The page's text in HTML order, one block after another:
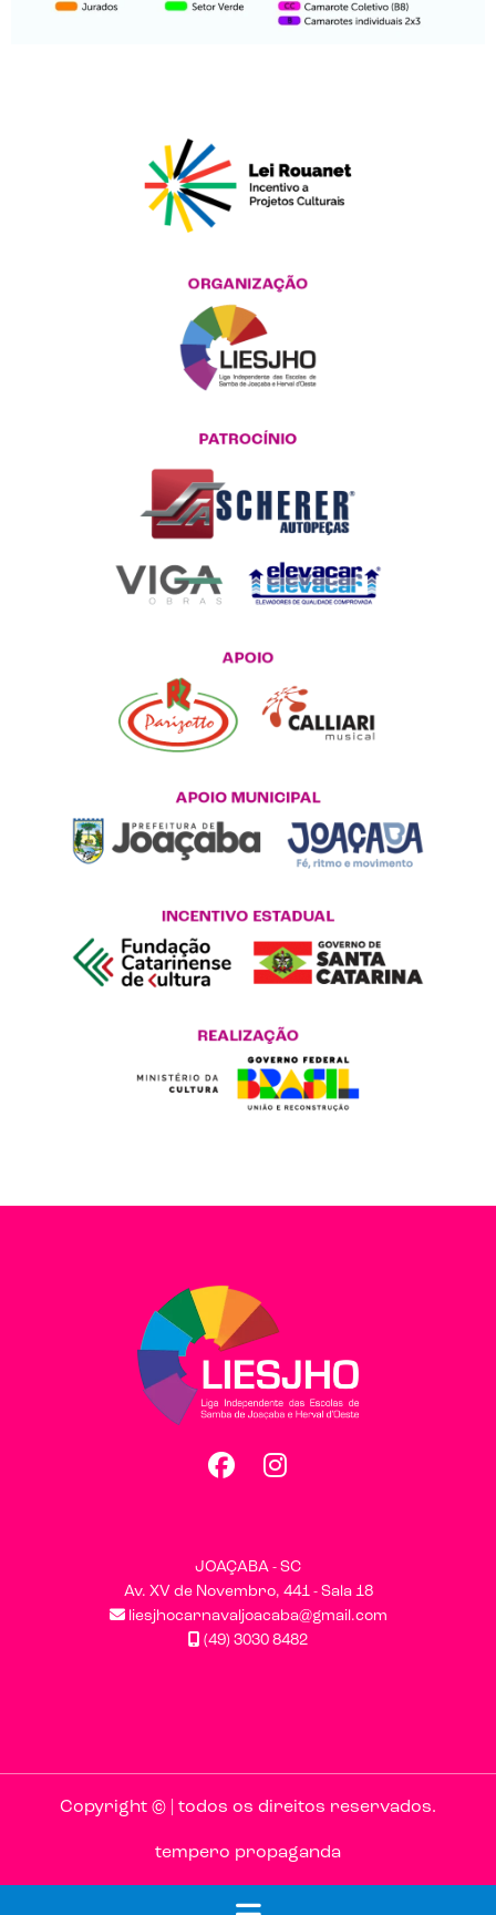
Instagram
JOAÇABA - SC
Av. XV de Novembro, 441 - Sala 18
liesjhocarnavaljoacaba@gmail.com
(49) 3030 8482
Copyright © | todos os direitos reservados.
tempero propaganda